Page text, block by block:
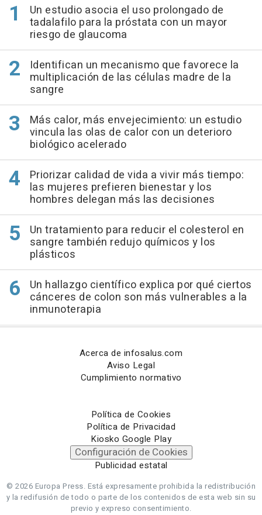
Un estudio asocia el uso prolongado de
tadalafilo para la próstata con un mayor
riesgo de glaucoma
Identifican un mecanismo que favorece la
multiplicación de las células madre de la
sangre
Más calor, más envejecimiento: un estudio
vincula las olas de calor con un deterioro
biológico acelerado
Priorizar calidad de vida a vivir más tiempo:
las mujeres prefieren bienestar y los
hombres delegan más las decisiones
Un tratamiento para reducir el colesterol en
sangre también redujo químicos y los
plásticos
Un hallazgo científico explica por qué ciertos
cánceres de colon son más vulnerables a la
inmunoterapia
Acerca de infosalus.com
Aviso Legal
Cumplimiento normativo
Política de Cookies
Política de Privacidad
Kiosko Google Play
Configuración de Cookies
Publicidad estatal
© 2026 Europa Press. Está expresamente prohibida la redistribución
y la redifusión de todo o parte de los contenidos de esta web sin su
previo y expreso consentimiento.